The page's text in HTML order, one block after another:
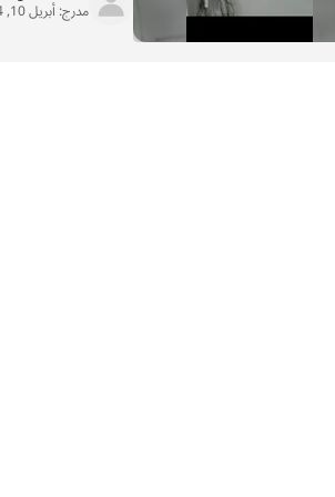
مدرج:أبريل 10, 2024